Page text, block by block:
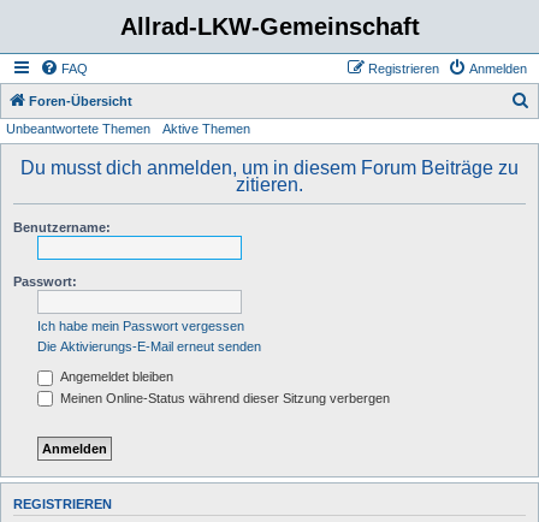
Allrad-LKW-Gemeinschaft
FAQ Anmelden
Registrieren
Foren-Übersicht
Unbeantwortete Themen Aktive Themen
Du musst dich anmelden, um in diesem Forum Beiträge zu
zitieren.
Benutzername:
Passwort:
Ich habe mein Passwort vergessen
Die Aktivierungs-E-Mail erneut senden
Angemeldet bleiben
Meinen Online-Status während dieser Sitzung verbergen
REGISTRIEREN